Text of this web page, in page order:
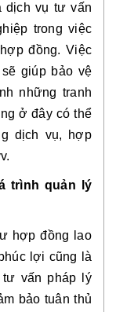
dịch vụ tư vấn
trong việc
đồng. Việc
giúp bảo vệ
những tranh
ở đây có thể
dịch vụ, hợp
trình quản lý
hợp đồng lao
lợi cũng là
tư vấn pháp lý
bảo tuân thủ